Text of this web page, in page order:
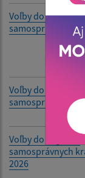
Voľby do orgánov
samosprávy obcí
Voľby do orgánov
samosprávy obcí
Voľby do orgánov
samosprávnych
2026